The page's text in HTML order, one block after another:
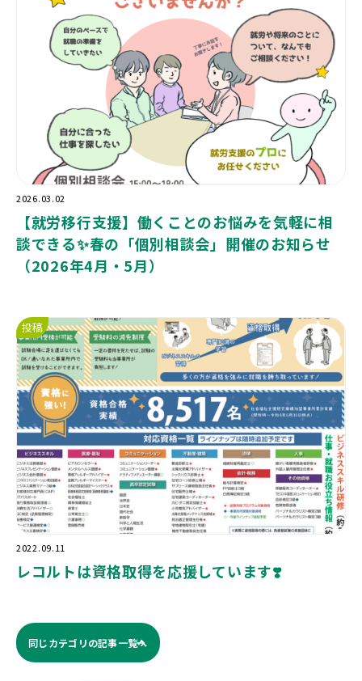
2026.03.02
【就労移行支援】働くことのお悩みを気軽に相
談できる✨春の「個別相談会」開催のお知らせ
（2026年4月・5月）
投稿
2022.09.11
レコルトは資格取得を応援しています❣️
同じカテゴリの記事⼀覧へ